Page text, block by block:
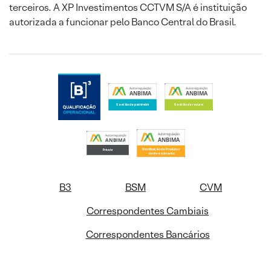
terceiros. A XP Investimentos CCTVM S/A é instituição
autorizada a funcionar pelo Banco Central do Brasil.
B3 BSM
CVM
Correspondentes Cambiais
Correspondentes Bancários